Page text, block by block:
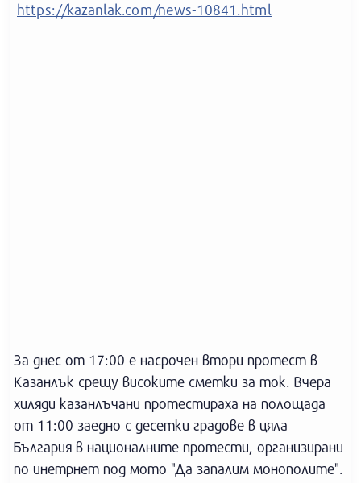
https://kazanlak.com/news-10841.html
За днес от 17:00 е насрочен втори протест в
Казанлък срещу високите сметки за ток. Вчера
хиляди казанлъчани протестираха на полощада
от 11:00 заедно с десетки градове в цяла
България в националните протести, организирани
по инетрнет под мото "Да запалим монополите".